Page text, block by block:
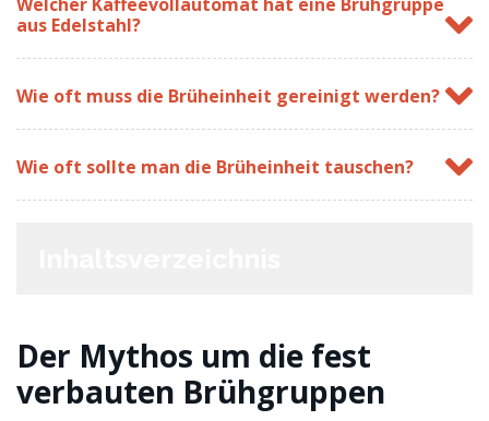
aus Edelstahl?
Wie oft muss die Brüheinheit gereinigt werden?
Wie oft sollte man die Brüheinheit tauschen?
Der Mythos um die fest
verbauten Brühgruppen